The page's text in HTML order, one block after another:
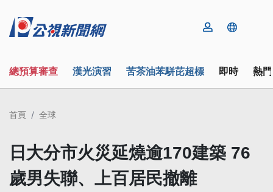
總預算審查 漢光演習 苦茶油苯駢芘超標 即時 熱
首頁 全球
日大分市火災延燒逾170建築 76
歲男失聯、上百居民撤離